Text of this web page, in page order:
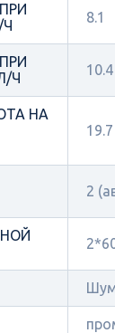
8.1
Ч
10.4
НА
19.7
2